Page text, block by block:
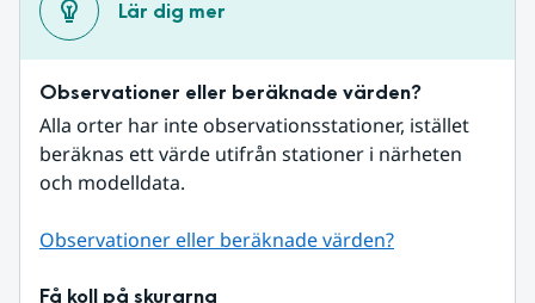
Lär dig mer
Observationer eller beräknade värden?
Alla orter har inte observationsstationer, istället
beräknas ett värde utifrån stationer i närheten
och modelldata.
Observationer eller beräknade värden?
Få koll på skurarna